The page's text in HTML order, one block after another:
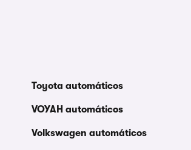
Toyota automáticos
VOYAH automáticos
Volkswagen automáticos